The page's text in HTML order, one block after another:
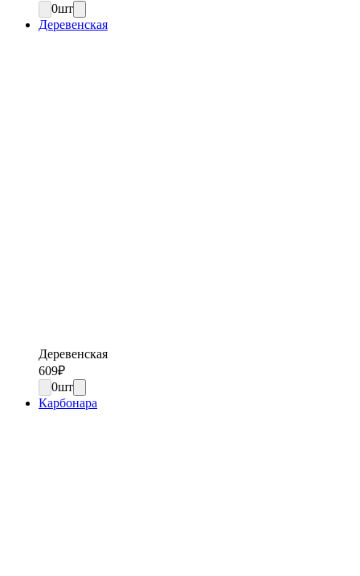
0шт
Деревенская
Деревенская
609₽
0шт
Карбонара